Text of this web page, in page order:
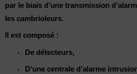
par le biais d’une transmission
les cambrioleurs.
Il est composé :
De détecteurs,
D’une centrale d’alarme